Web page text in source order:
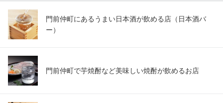
門前仲町にあるうまい日本酒が飲める店（日本酒バ
ー）
門前仲町で芋焼酎など美味しい焼酎が飲めるお店